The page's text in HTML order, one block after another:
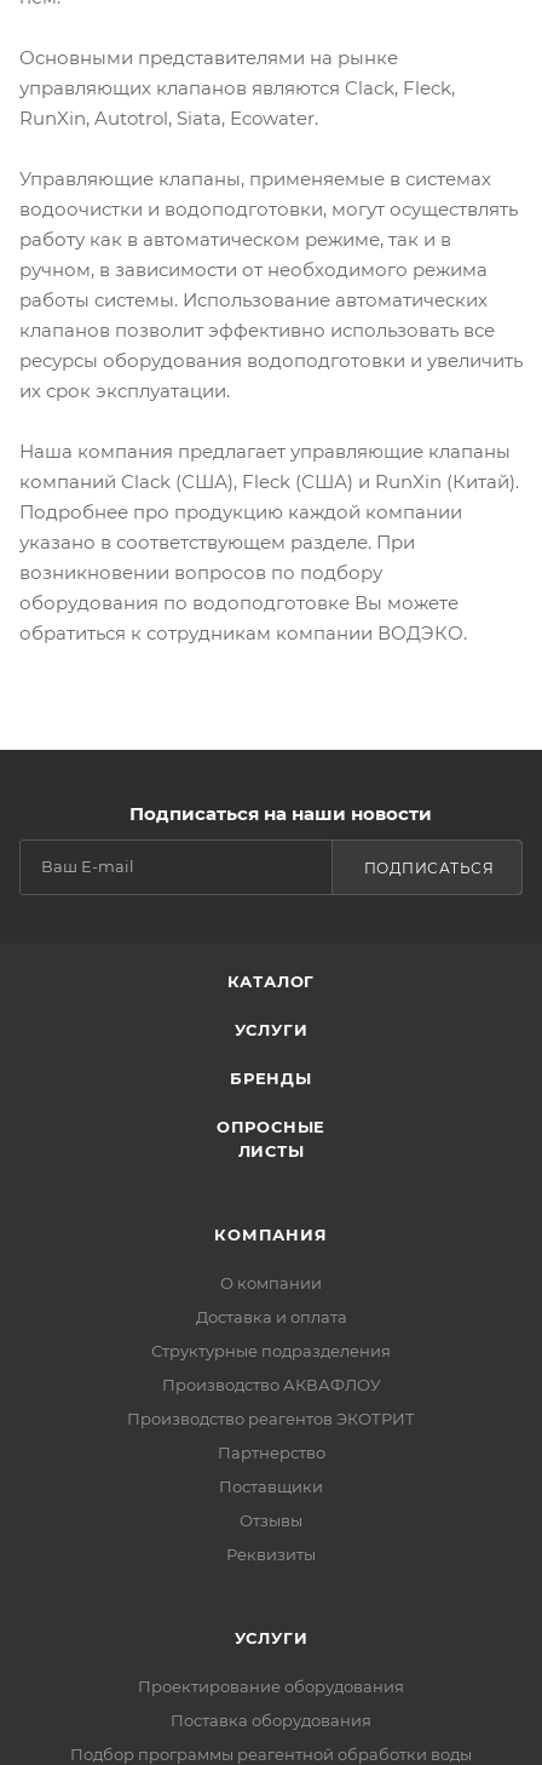
Основными представителями на рынке
управляющих клапанов являются Clack, Fleck,
RunXin, Autotrol, Siata, Ecowater.
Управляющие клапаны, применяемые в системах
водоочистки и водоподготовки, могут осуществлять
работу как в автоматическом режиме, так и в
ручном, в зависимости от необходимого режима
работы системы. Использование автоматических
клапанов позволит эффективно использовать все
ресурсы оборудования водоподготовки и увеличить
их срок эксплуатации.
Наша компания предлагает управляющие клапаны
компаний Clack (США), Fleck (США) и RunXin (Китай).
Подробнее про продукцию каждой компании
указано в соответствующем разделе. При
возникновении вопросов по подбору
оборудования по водоподготовке Вы можете
обратиться к сотрудникам компании ВОДЭКО.
Подписаться на наши новости
ПОДПИСАТЬСЯ
КАТАЛОГ
УСЛУГИ
БРЕНДЫ
ОПРОСНЫЕ
ЛИСТЫ
КОМПАНИЯ
О компании
Доставка и оплата
Структурные подразделения
Производство АКВАФЛОУ
Производство реагентов ЭКОТРИТ
Партнерство
Поставщики
Отзывы
Реквизиты
УСЛУГИ
Проектирование оборудования
Поставка оборудования
Подбор программы реагентной обработки воды